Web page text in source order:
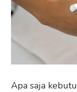
Apa saja